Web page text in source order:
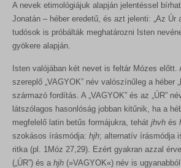
A nevek etimológiájuk alapján jelentéssel
Jonatán – héber eredetű, és azt jelenti: „Az Úr
tudósok is próbálták meghatározni Isten
gyökere alapján.
Isten valójában két nevet is feltár Mózes előtt.
szereplő „VAGYOK” név valószínűleg a héber
származó fordítás. A „VAGYOK” és az „ÚR”
látszólagos hasonlóság jobban kitűnik, ha a
megfelelő latin betűs formájukra, tehát jhvh és
szokásos írásmódja: hjh; alternatív írásmódja
ritka (pl. 1Móz 27,29). Ezért gyakran azzal
(„ÚR”) és a hjh (»VAGYOK«) név is